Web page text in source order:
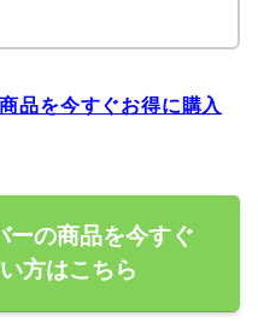
品を今すぐお得に購入
ーの商品を今すぐ
方はこちら